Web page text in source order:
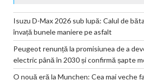
Isuzu D-Max 2026 sub lupă: Calul de
învață bunele maniere pe asfalt
Peugeot renunță la promisiunea de a
electric până în 2030 și confirmă șapte
O nouă eră la Munchen: Cea mai veche